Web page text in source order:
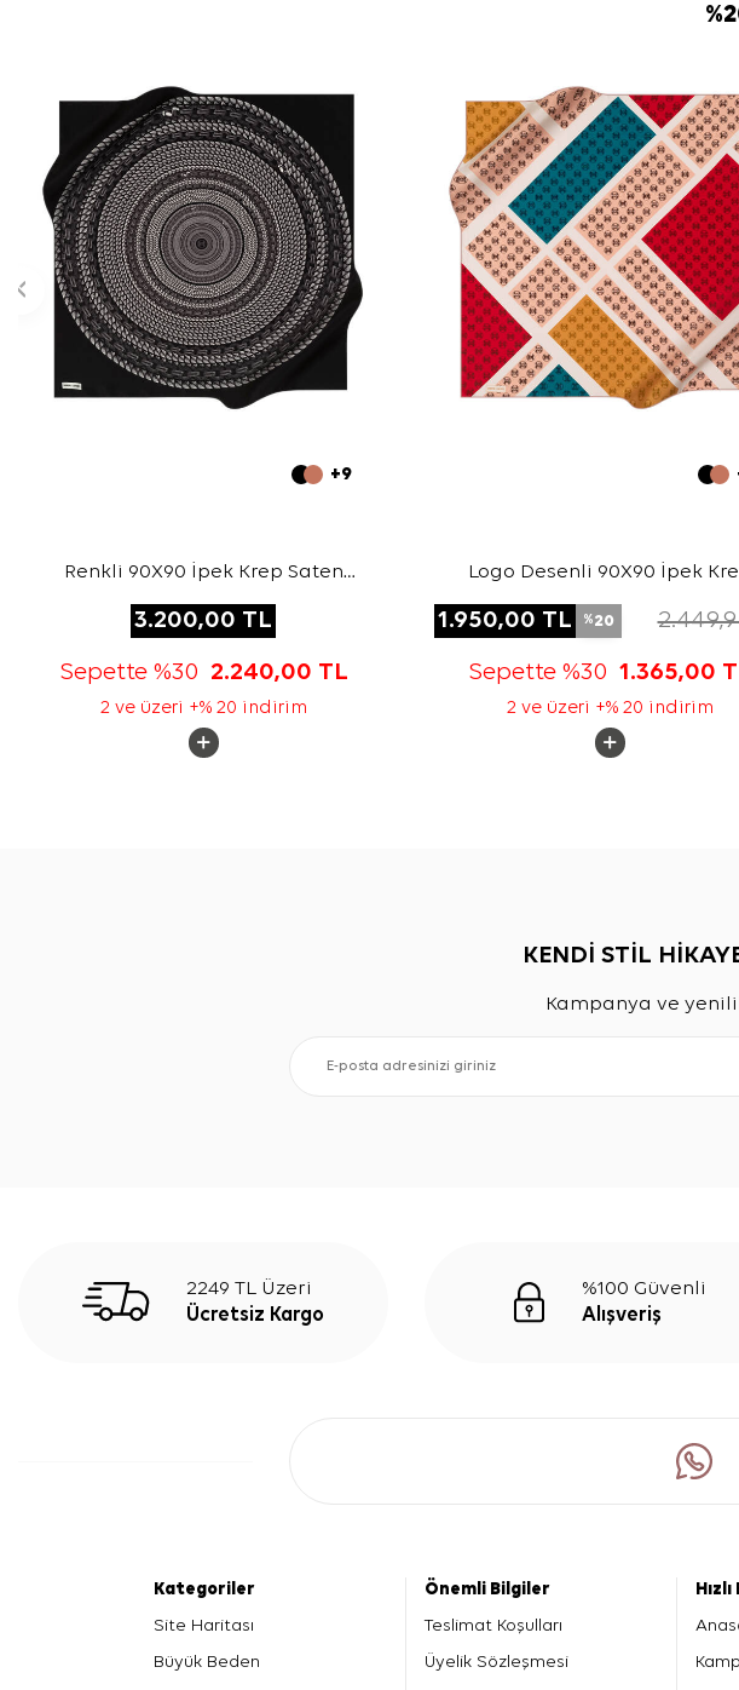
+9
Renkli 90X90 İpek Krep Saten
3.200,00 TL
Sepette %30 2.240,00 TL
2 ve üzeri +% 20 indirim
%
Logo Desenli 90X90 İpek
1.950,00 TL %20
Sepette %30 1.365,00
2 ve üzeri +% 20 indirim
KENDİ STİL
Kampanya ve
2249 TL Üzeri
Ücretsiz Kargo
%100 Güvenli
Alışveriş
Kategoriler
Site Haritası
Büyük Beden
Önemli Bilgiler
Teslimat Koşulları
Üyelik Sözleşmesi